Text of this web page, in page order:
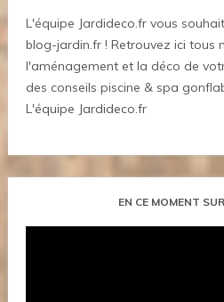
L'équipe Jardideco.fr vous
blog-jardin.fr ! Retrouvez ici tous
l'aménagement et la déco de
des conseils piscine & spa
L'équipe Jardideco.fr
EN CE MOMENT